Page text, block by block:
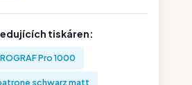
tiskáren:
Pro 1000
schwarz matt